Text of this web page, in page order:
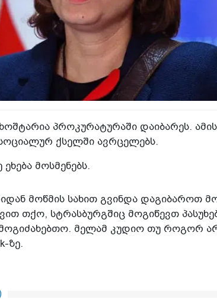
პროკურატურაში დაიბარეს. ამის
ქსელში ავრცელებს.
მოსმენებს.
მოწმის სახით გვინდა დაგიბაროთ
თქო, სტრასბურგშიც მოგიწევთ
მელამ კუდიო თუ როგორ
ზე.